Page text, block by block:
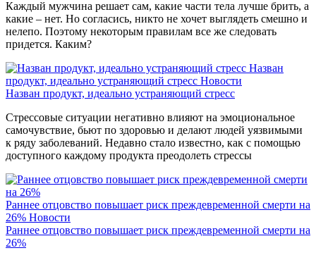
Каждый мужчина решает сам, какие части тела лучше брить, а
какие – нет. Но согласись, никто не хочет выглядеть смешно и
нелепо. Поэтому некоторым правилам все же следовать
придется. Каким?
Назван
продукт, идеально устраняющий стресс Новости
Назван продукт, идеально устраняющий стресс
Стрессовые ситуации негативно влияют на эмоциональное
самочувствие, бьют по здоровью и делают людей уязвимыми
к ряду заболеваний. Недавно стало известно, как с помощью
доступного каждому продукта преодолеть стрессы
Раннее отцовство повышает риск преждевременной смерти на
26% Новости
Раннее отцовство повышает риск преждевременной смерти на
26%